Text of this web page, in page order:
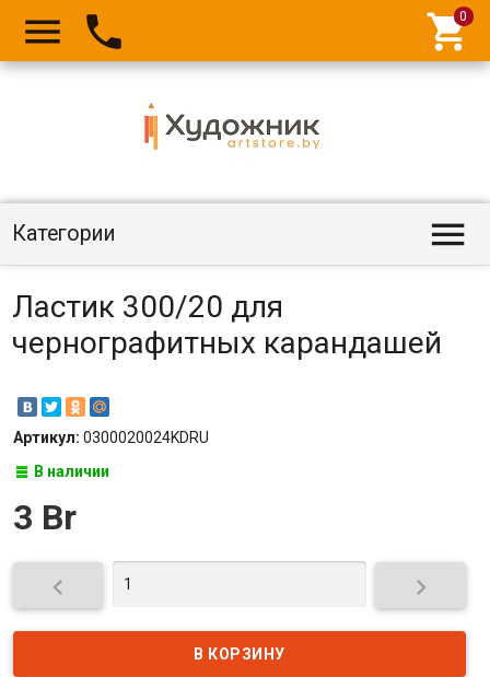
  
Категории 
Ластик 300/20 для
чернографитных карандашей
Артикул: 0300020024KDRU
В наличии
3 Br
 